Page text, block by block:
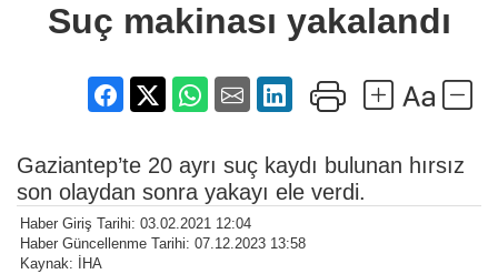
Suç makinası yakalandı
Gaziantep’te 20 ayrı suç kaydı bulunan hırsız
son olaydan sonra yakayı ele verdi.
Haber Giriş Tarihi: 03.02.2021 12:04
Haber Güncellenme Tarihi: 07.12.2023 13:58
Kaynak: İHA